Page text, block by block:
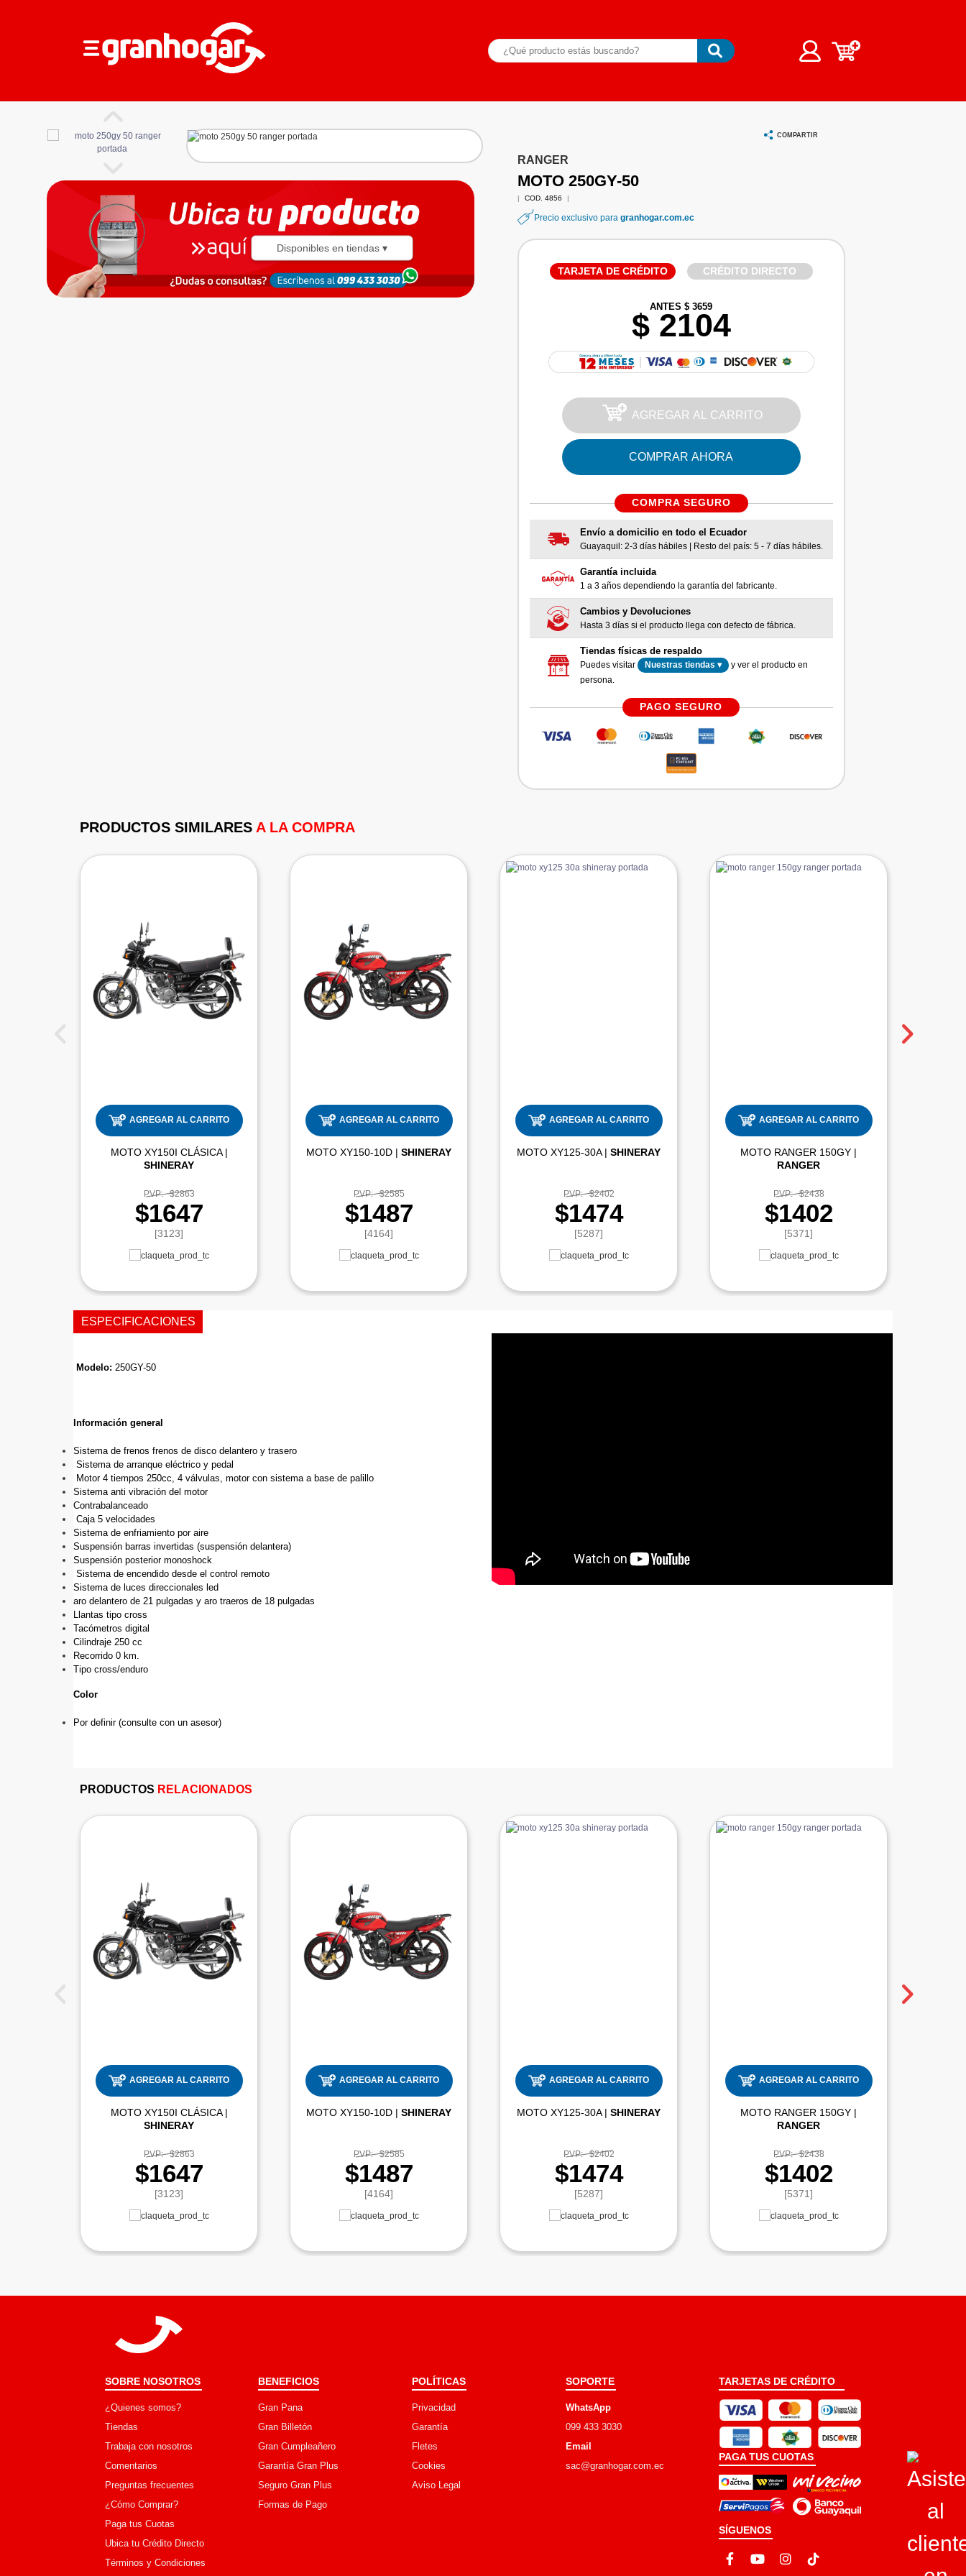
Disponibles en tiendas ▾
COMPARTIR
RANGER
MOTO 250GY-50
| COD. 4856 |
Precio exclusivo para granhogar.com.ec
TARJETA DE CRÉDITO CRÉDITO DIRECTO
ANTES $ 3659
$ 2104
AGREGAR AL CARRITO
COMPRAR AHORA
COMPRA SEGURO
Envío a domicilio en todo el Ecuador
Guayaquil: 2-3 días hábiles | Resto del país: 5 - 7 días hábiles.
Garantía incluida
1 a 3 años dependiendo la garantía del fabricante.
Cambios y Devoluciones
Hasta 3 días si el producto llega con defecto de fábrica.
Tiendas físicas de respaldo
Puedes visitar Nuestras tiendas ▾
y ver el producto en
persona.
PAGO SEGURO
PRODUCTOS SIMILARES A LA COMPRA
AGREGAR AL CARRITO
MOTO XY150I CLÁSICA |
SHINERAY
PVP: $2863
$1647
[3123]
AGREGAR AL CARRITO
MOTO XY150-10D |SHINERAY
PVP: $2585
$1487
[4164]
AGREGAR AL CARRITO
MOTO XY125-30A |SHINERAY
PVP: $2402
$1474
[5287]
AGREGAR AL CARRITO
MOTO RANGER 150GY |
RANGER
PVP: $2438
$1402
[5371]
ESPECIFICACIONES
Modelo: 250GY-50
Información general
Sistema de frenos frenos de disco delantero y trasero
Sistema de arranque eléctrico y pedal
Motor 4 tiempos 250cc, 4 válvulas, motor con sistema a base de palillo
Sistema anti vibración del motor
Contrabalanceado
Caja 5 velocidades
Sistema de enfriamiento por aire
Suspensión barras invertidas (suspensión delantera)
Suspensión posterior monoshock
Sistema de encendido desde el control remoto
Sistema de luces direccionales led
aro delantero de 21 pulgadas y aro traeros de 18 pulgadas
Llantas tipo cross
Tacómetros digital
Cilindraje 250 cc
Recorrido 0 km.
Tipo cross/enduro
Color
Por definir (consulte con un asesor)
PRODUCTOS RELACIONADOS
AGREGAR AL CARRITO
MOTO XY150I CLÁSICA |
SHINERAY
PVP: $2863
$1647
[3123]
AGREGAR AL CARRITO
MOTO XY150-10D |SHINERAY
PVP: $2585
$1487
[4164]
AGREGAR AL CARRITO
MOTO XY125-30A |SHINERAY
PVP: $2402
$1474
[5287]
AGREGAR AL CARRITO
MOTO RANGER 150GY |
RANGER
PVP: $2438
$1402
[5371]
SOBRE NOSOTROS
¿Quienes somos?
Tiendas
Trabaja con nosotros
Comentarios
Preguntas frecuentes
¿Cómo Comprar?
Paga tus Cuotas
Ubica tu Crédito Directo
Términos y Condiciones
BENEFICIOS
Gran Pana
Gran Billetón
Gran Cumpleañero
Garantía Gran Plus
Seguro Gran Plus
Formas de Pago
POLÍTICAS
Privacidad
Garantía
Fletes
Cookies
Aviso Legal
SOPORTE
WhatsApp
099 433 3030
Email
sac@granhogar.com.ec
TARJETAS DE CRÉDITO
PAGA TUS CUOTAS
SÍGUENOS